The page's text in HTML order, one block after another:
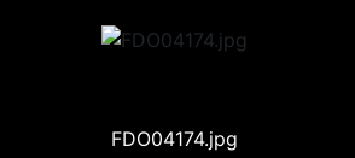
FDO04174.jpg